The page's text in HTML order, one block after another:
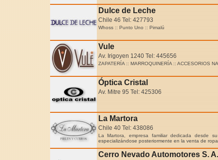
Dulce de Leche
Chile 46 Tel: 427793
Whoss :: Punto Uno :: Pimalú
Vule
Av. Irigoyen 1240 Tel: 445656
ZAPATERÍA :: MARROQUINERÍA :: ACCESORIOS
Óptica Cristal
Av. Mitre 95 Tel: 425306
La Martora
Chile 40 Tel: 438086
La Martora, empresa familiar dedicada desde
especializándose posteriormente en la venta de
Cerro Nevado Automotores S. A.